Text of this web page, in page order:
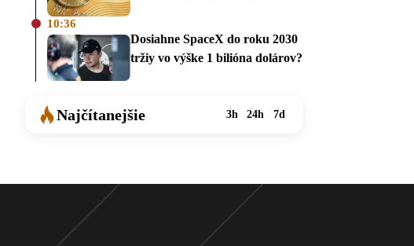
10:36
Dosiahne SpaceX do roku 2030
tržiy vo výške 1 bilióna dolárov?
Najčítanejšie 3h 24h 7d